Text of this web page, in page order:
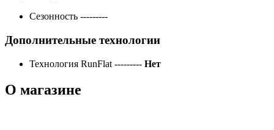
Сезонность ---------
Дополнительные технологии
Технология RunFlat --------- Нет
О магазине